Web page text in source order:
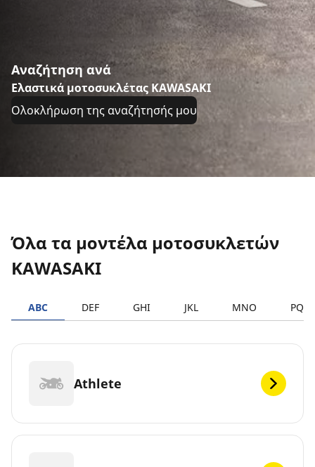
Αναζήτηση ανά
Ελαστικά μοτοσυκλέτας KAWASAKI
Ολοκλήρωση της αναζήτησής μου
Όλα τα μοντέλα μοτοσυκλετών
KAWASAKI
ABC DEF GHI JKL MNO PQRS
Athlete